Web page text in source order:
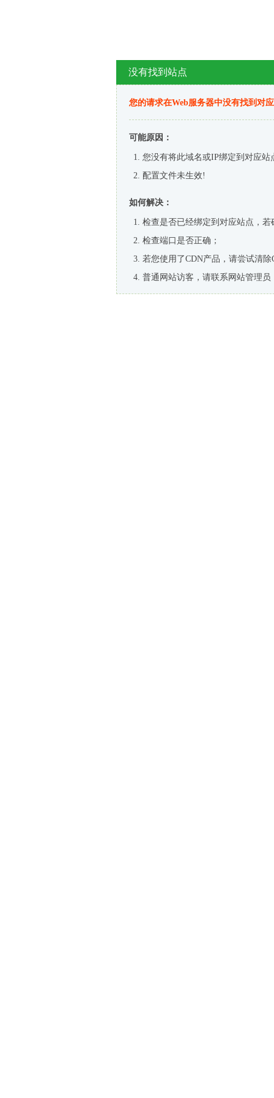
没有找到站点
您的请求在Web服务器中没有找到对
可能原因：
您没有将此域名或IP绑定到对应站
配置文件未生效!
如何解决：
检查是否已经绑定到对应站点，
检查端口是否正确；
若您使用了CDN产品，请尝试清除
普通网站访客，请联系网站管理员